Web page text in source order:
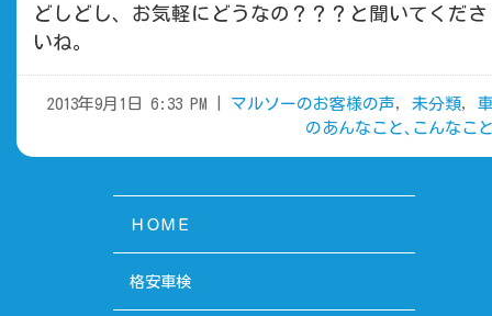
どしどし、お気軽にどうなの？？？と聞いてくださ
いね。
2013年9月1日 6:33 PM | マルソーのお客様の声, 未分類,
のあんなこと､こんなこ
ＨＯＭＥ
格安車検